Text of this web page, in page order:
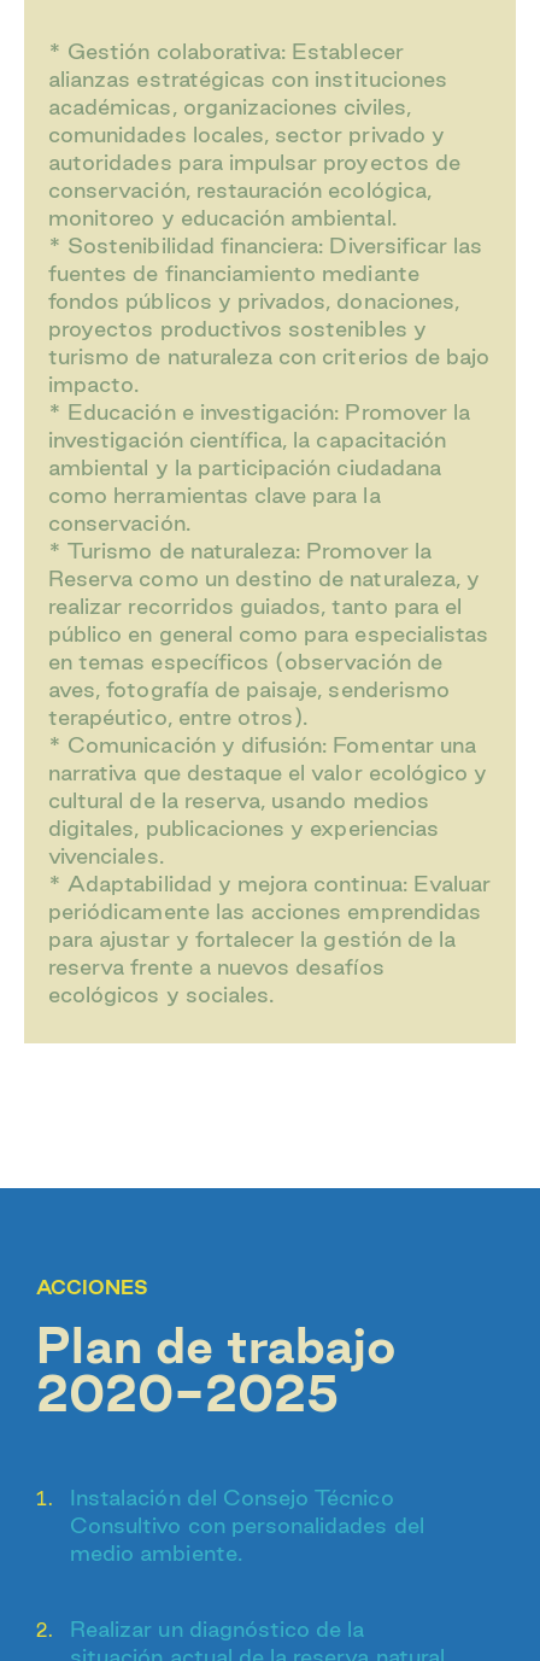
* Gestión colaborativa: Establecer
alianzas estratégicas con instituciones
académicas, organizaciones civiles,
comunidades locales, sector privado y
autoridades para impulsar proyectos de
conservación, restauración ecológica,
monitoreo y educación ambiental.
* Sostenibilidad financiera: Diversificar las
fuentes de financiamiento mediante
fondos públicos y privados, donaciones,
proyectos productivos sostenibles y
turismo de naturaleza con criterios de bajo
impacto.
* Educación e investigación: Promover la
investigación científica, la capacitación
ambiental y la participación ciudadana
como herramientas clave para la
conservación.
* Turismo de naturaleza: Promover la
Reserva como un destino de naturaleza, y
realizar recorridos guiados, tanto para el
público en general como para especialistas
en temas específicos (observación de
aves, fotografía de paisaje, senderismo
terapéutico, entre otros).
* Comunicación y difusión: Fomentar una
narrativa que destaque el valor ecológico y
cultural de la reserva, usando medios
digitales, publicaciones y experiencias
vivenciales.
* Adaptabilidad y mejora continua: Evaluar
periódicamente las acciones emprendidas
para ajustar y fortalecer la gestión de la
reserva frente a nuevos desafíos
ecológicos y sociales.
ACCIONES
Plan de trabajo
2020-2025
Instalación del Consejo Técnico
Consultivo con personalidades del
medio ambiente.
Realizar un diagnóstico de la
situación actual de la reserva natural